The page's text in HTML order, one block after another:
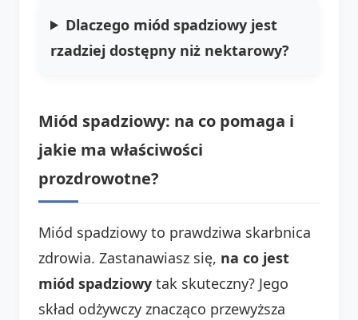
Dlaczego miód spadziowy jest
rzadziej dostępny niż nektarowy?
Miód spadziowy: na co pomaga i
jakie ma właściwości
prozdrowotne?
Miód spadziowy to prawdziwa skarbnica
zdrowia. Zastanawiasz się, na co jest
miód spadziowy tak skuteczny? Jego
skład odżywczy znacząco przewyższa